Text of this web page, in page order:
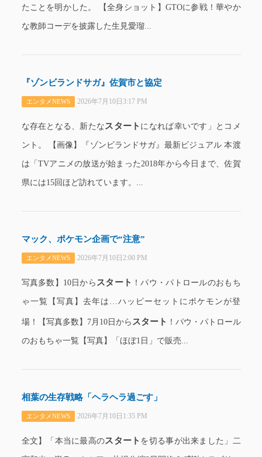
たことを明かした。 【全身ショット】GTOに参戦！華やか
な教師コーデを披露した生見愛瑠...
『ゾンビランドサガ』佐賀市と協定
エンタメNEWS 2026年7月10日3:17 PM
な存在となる、新たな スタート になれば幸いです」とコメ
ント。 【画像】『ゾンビランドサガ』最新ビジュアル 本渡
は「TVアニメの放送が始まった2018年から今日まで、佐賀
県には15回ほど訪れています。...
マック、ポケモン企画で“注意”
エンタメNEWS 2026年7月10日2:00 PM
写真多数】10日から スタート ！パウ・パトロールのおもち
ゃ一覧【写真】去年は…ハッピーセットにポケモンが登
場！【写真多数】7月10日から スタート ！パウ・パトロール
のおもちゃ一覧【写真】「ほぼ1日」で販売...
相葉の生存戦略「ヘラヘラ過ごす」
エンタメNEWS 2026年7月10日1:35 PM
全文】「本当に最高のスタート を切る事が出来ました」二